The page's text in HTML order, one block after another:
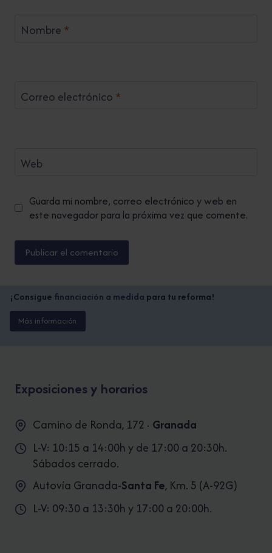
Nombre *
Correo electrónico *
Web
Guarda mi nombre, correo electrónico y web en
este navegador para la próxima vez que comente.
¡Consigue financiación a medida para tu reforma!
Más información
Exposiciones y horarios
Camino de Ronda, 172 · Granada
L-V: 10:15 a 14:00h y de 17:00 a 20:30h.
Sábados cerrado.
Autovía Granada-Santa Fe, Km. 5 (A-92G)
L-V: 09:30 a 13:30h y 17:00 a 20:00h.